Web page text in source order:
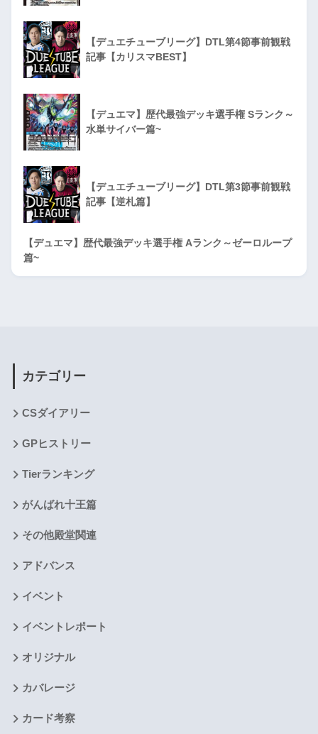
【デュエチューブリーグ】DTL第4節事前観戦
記事【カリスマBEST】
【デュエマ】歴代最強デッキ選手権 Sランク～
水単サイバー篇~
【デュエチューブリーグ】DTL第3節事前観戦
記事【逆札篇】
【デュエマ】歴代最強デッキ選手権 Aランク～ゼーロループ
篇~
カテゴリー
CSダイアリー
GPヒストリー
Tierランキング
がんばれ十王篇
その他殿堂関連
アドバンス
イベント
イベントレポート
オリジナル
カバレージ
カード考察